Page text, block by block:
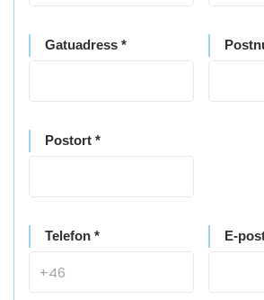
Gatuadress *
Postort *
Telefon * E-